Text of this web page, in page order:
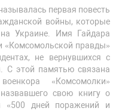
первая повесть
войны, которые
Украине. Имя Гайдара
«Комсомольской правды»
не вернувшихся с
С этой памятью связана
«Комсомолки»
свою книгу о
«500 дней поражений и